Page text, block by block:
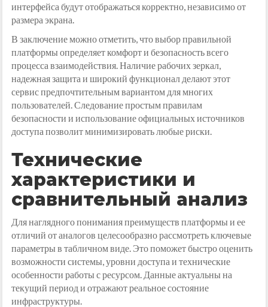
интерфейса будут отображаться корректно, независимо от
размера экрана.
В заключение можно отметить, что выбор правильной
платформы определяет комфорт и безопасность всего
процесса взаимодействия. Наличие рабочих зеркал,
надежная защита и широкий функционал делают этот
сервис предпочтительным вариантом для многих
пользователей. Следование простым правилам
безопасности и использование официальных источников
доступа позволит минимизировать любые риски.
Технические
характеристики и
сравнительный анализ
Для наглядного понимания преимуществ платформы и ее
отличий от аналогов целесообразно рассмотреть ключевые
параметры в табличном виде. Это поможет быстро оценить
возможности системы, уровни доступа и технические
особенности работы с ресурсом. Данные актуальны на
текущий период и отражают реальное состояние
инфраструктуры.